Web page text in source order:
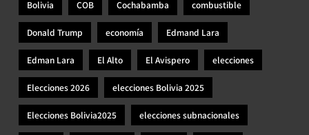
Bolivia COB Cochabamba combustible
Donald Trump economía Edmand Lara
Edman Lara El Alto El Avispero elecciones
Elecciones 2026 elecciones Bolivia 2025
Elecciones Bolivia2025 elecciones subnacionales